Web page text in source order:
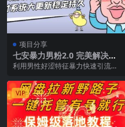
项目分享
七安暴力男粉2.0 完美解决收
款频繁问题 收付系统大更新稳
利用男性好涩特征暴力快速引流，
力，长期稳定。 通过...
VIP